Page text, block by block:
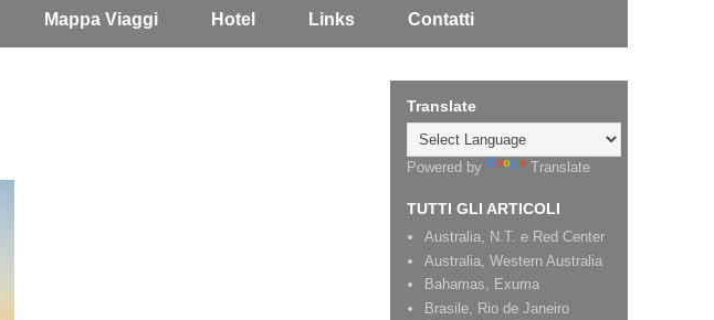
Mappa Viaggi Hotel Links Contatti
Translate
Powered by Translate
TUTTI GLI ARTICOLI
Australia, N.T. e Red Center
Australia, Western Australia
Bahamas, Exuma
Brasile, Rio de Janeiro